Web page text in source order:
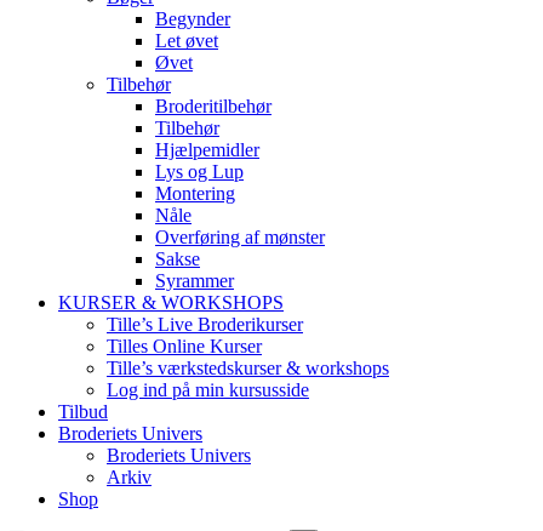
Begynder
Let øvet
Øvet
Tilbehør
Broderitilbehør
Tilbehør
Hjælpemidler
Lys og Lup
Montering
Nåle
Overføring af mønster
Sakse
Syrammer
KURSER & WORKSHOPS
Tille’s Live Broderikurser
Tilles Online Kurser
Tille’s værkstedskurser & workshops
Log ind på min kursusside
Tilbud
Broderiets Univers
Broderiets Univers
Arkiv
Shop